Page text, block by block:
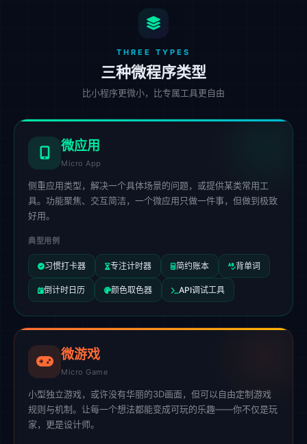
THREE TYPES
三种微程序类型
比小程序更微小，比专属工具更自由
微应用
Micro App
侧重应用类型，解决一个具体场景的问题，或提供某类常用工
具。功能聚焦、交互简洁，一个微应用只做一件事，但做到极致
好用。
典型用例
习惯打卡器 专注计时器 简约账本 背单词
倒计时日历 颜色取色器 API调试工具
微游戏
Micro Game
小型独立游戏，或许没有华丽的3D画面，但可以自由定制游戏
规则与机制。让每一个想法都能变成可玩的乐趣——你不仅是玩
家，更是设计师。